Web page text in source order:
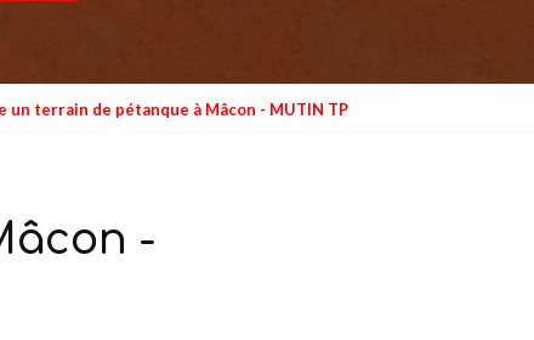
un terrain de pétanque à Mâcon - MUTIN TP
-